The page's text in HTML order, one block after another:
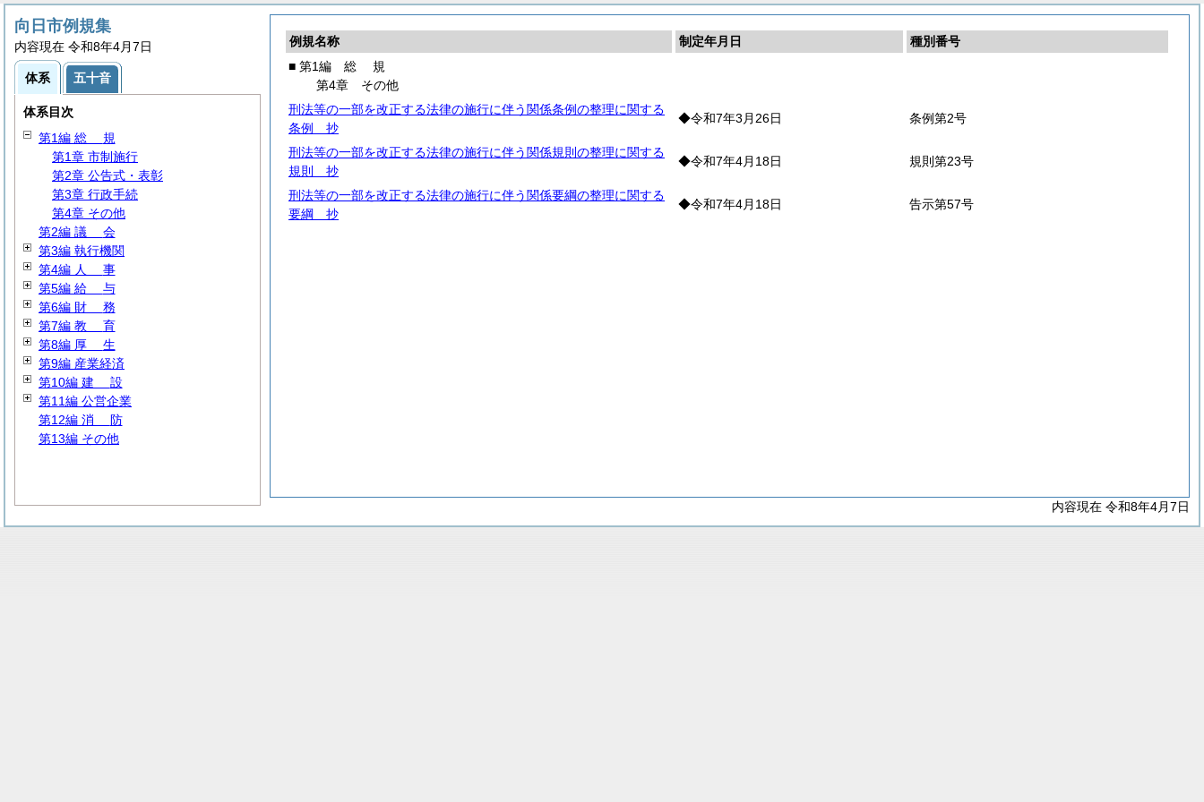
例規名称 制定年月日
種別番号
■ 第1編 総 規
第4章 その他
刑法等の一部を改正する法律の施行に伴う関係条例の整理に関する
条例 抄
◆令和7年3月26日 条例第2号
刑法等の一部を改正する法律の施行に伴う関係規則の整理に関する
規則 抄
◆令和7年4月18日 規則第23号
刑法等の一部を改正する法律の施行に伴う関係要綱の整理に関する
要綱 抄
◆令和7年4月18日 告示第57号
内容現在 令和8年4月7日
向日市例規集
内容現在 令和8年4月7日
体系 五十音
体系目次
第1編 総 規
第1章 市制施行
第2章 公告式・表彰
第3章 行政手続
第4章 その他
第2編 議 会
第3編 執行機関
第4編 人 事
第5編 給 与
第6編 財 務
第7編 教 育
第8編 厚 生
第9編 産業経済
第10編 建 設
第11編 公営企業
第12編 消 防
第13編 その他